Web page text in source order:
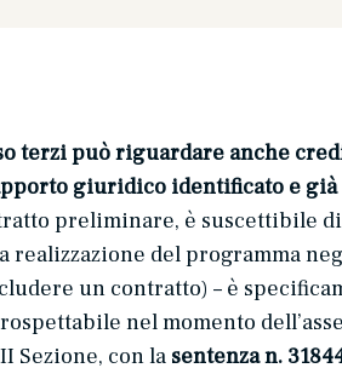
terzi può riguardare anche
giuridico identificato e già
preliminare, è suscettibile
del programma
un contratto) – è
nel momento
Sezione, con la sentenza n.